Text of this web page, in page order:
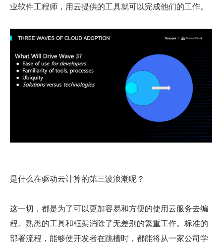
业软件工程师，用云提供的工具就可以完成他们的工作。
是什么在驱动云计算的第三波浪潮呢？
这一切，都是为了可以更加容易和方便的使用云服务去编
程。熟悉的工具和框架消除了无差别的繁重工作。标准的
部署流程，能够使开发者在跳槽时，都能将从一家公司学